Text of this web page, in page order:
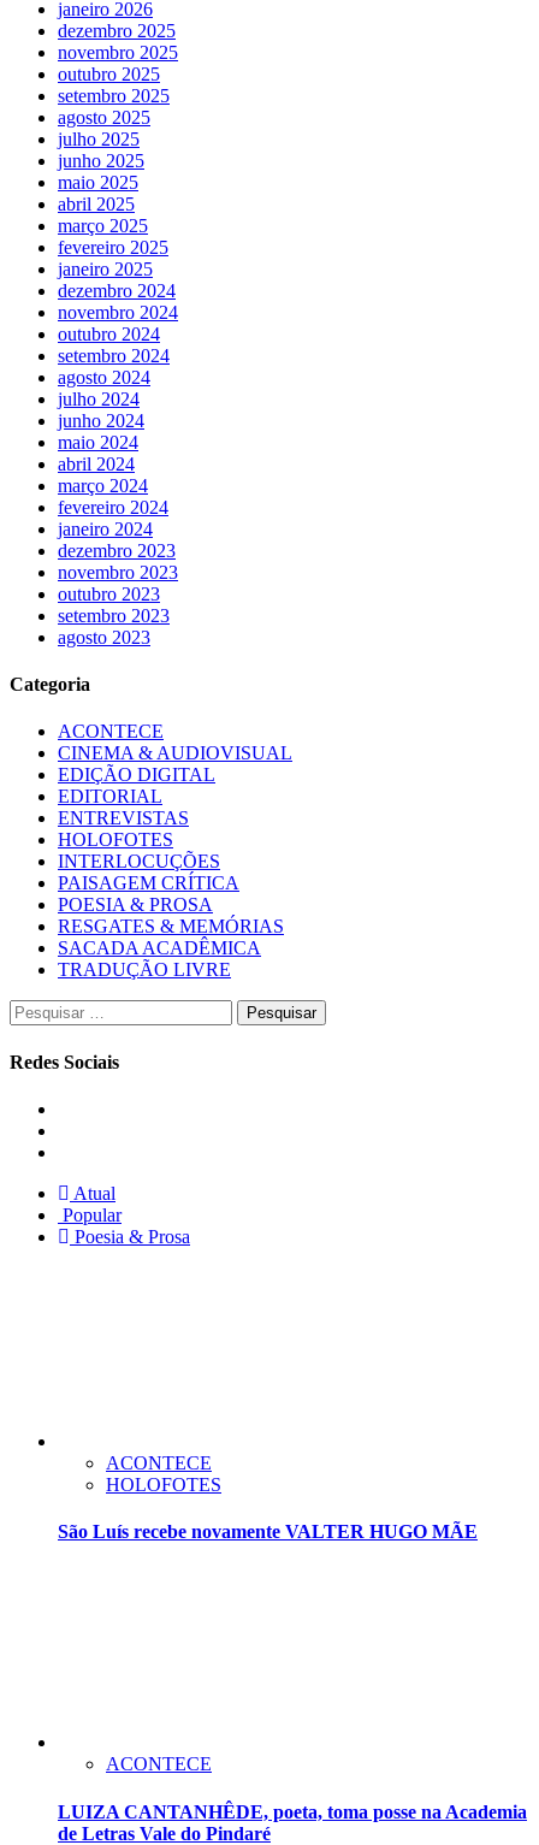
janeiro 2026
dezembro 2025
novembro 2025
outubro 2025
setembro 2025
agosto 2025
julho 2025
junho 2025
maio 2025
abril 2025
março 2025
fevereiro 2025
janeiro 2025
dezembro 2024
novembro 2024
outubro 2024
setembro 2024
agosto 2024
julho 2024
junho 2024
maio 2024
abril 2024
março 2024
fevereiro 2024
janeiro 2024
dezembro 2023
novembro 2023
outubro 2023
setembro 2023
agosto 2023
Categoria
ACONTECE
CINEMA & AUDIOVISUAL
EDIÇÃO DIGITAL
EDITORIAL
ENTREVISTAS
HOLOFOTES
INTERLOCUÇÕES
PAISAGEM CRÍTICA
POESIA & PROSA
RESGATES & MEMÓRIAS
SACADA ACADÊMICA
TRADUÇÃO LIVRE
Pesquisar
por:
Redes Sociais
Atual
Popular
Poesia & Prosa
ACONTECE
HOLOFOTES
São Luís recebe novamente VALTER HUGO MÃE
ACONTECE
LUIZA CANTANHÊDE, poeta, toma posse na Academia
de Letras Vale do Pindaré